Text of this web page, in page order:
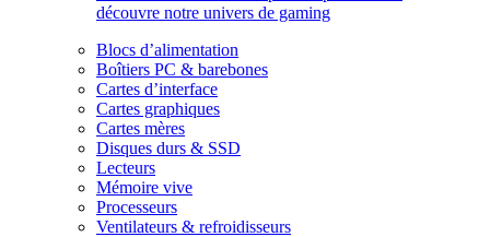
découvre notre univers de gaming
Blocs d’alimentation
Boîtiers PC & barebones
Cartes d’interface
Cartes graphiques
Cartes mères
Disques durs & SSD
Lecteurs
Mémoire vive
Processeurs
Ventilateurs & refroidisseurs